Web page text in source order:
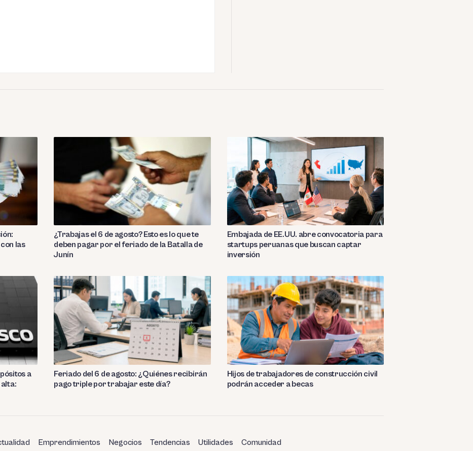
las
¿Trabajas el 6 de agosto? Esto es lo que te
deben pagar por el feriado de la Batalla de
Junín
Embajada de EE.UU. abre convocatoria para
startups peruanas que buscan captar
inversión
a
Feriado del 6 de agosto: ¿Quiénes recibirán
pago triple por trabajar este día?
Hijos de trabajadores de construcción civil
podrán acceder a becas
Emprendimientos Negocios Tendencias Utilidades Comunidad